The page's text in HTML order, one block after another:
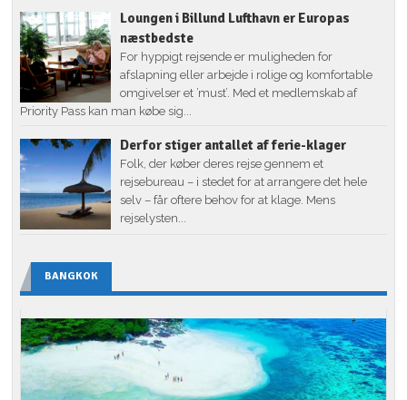
Loungen i Billund Lufthavn er Europas
næstbedste
For hyppigt rejsende er muligheden for
afslapning eller arbejde i rolige og komfortable
omgivelser et ’must’. Med et medlemskab af
Priority Pass kan man købe sig...
Derfor stiger antallet af ferie-klager
Folk, der køber deres rejse gennem et
rejsebureau – i stedet for at arrangere det hele
selv – får oftere behov for at klage. Mens
rejselysten...
BANGKOK